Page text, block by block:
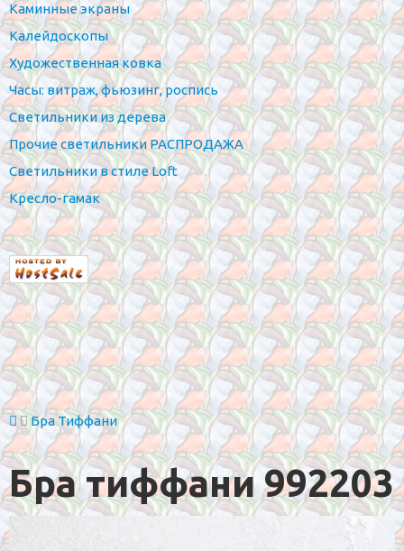
Каминные экраны
Калейдоскопы
Художественная ковка
Часы: витраж, фьюзинг, роспись
Светильники из дерева
Прочие светильники РАСПРОДАЖА
Светильники в стиле Loft
Кресло-гамак
Бра Тиффани
Бра тиффани 992203